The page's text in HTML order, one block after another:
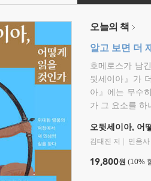
오늘의 책
알고 보면 더
호메로스가 남
뒷세이아』가
아』에는 무수
가 그 요소를 하
오뒷세이아, 어
김태진 저 민음사
19,800원 (10%